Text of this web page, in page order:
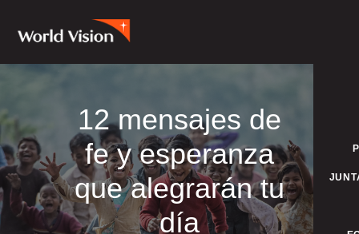
12 mensajes de
fe y esperanza
que alegrarán tu
día